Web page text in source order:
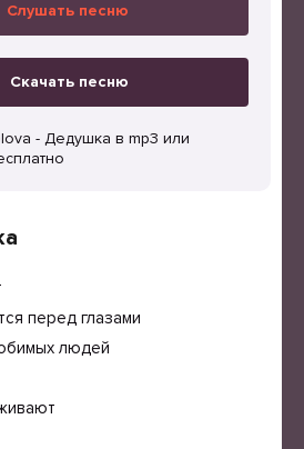
Слушать песню
Скачать песню
- Дедушка в mp3 или
перед глазами
людей